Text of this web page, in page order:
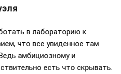
в лабораторию к
что все увиденное там
амбициозному и
есть что скрывать.